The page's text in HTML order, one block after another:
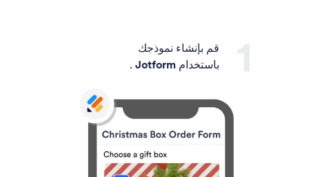
قم بإنشاء نموذجك
باستخدامJotform
.